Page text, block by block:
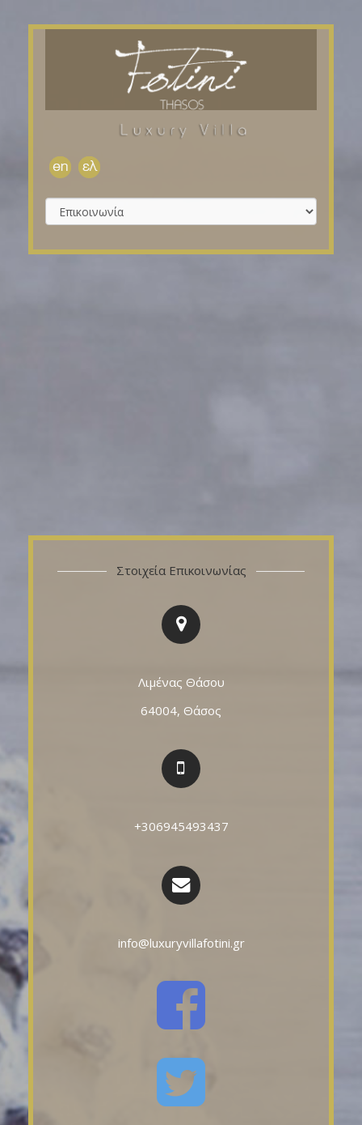
Στοιχεία Επικοινωνίας
Λιμένας Θάσου
64004, Θάσος
+306945493437
info@luxuryvillafotini.gr